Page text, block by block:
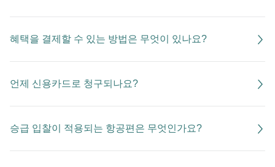
혜택을 결제할 수 있는 방법은 무엇이 있나요?
언제 신용카드로 청구되나요?
승급 입찰이 적용되는 항공편은 무엇인가요?